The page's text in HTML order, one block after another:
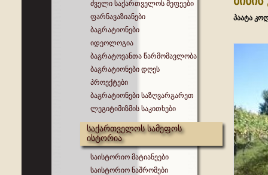
ძველი საქართველოს მეფეები
ფარნავაზიანები
ბაგრატიონები
იდეოლოგია
ბაგრატოვანთა წარმომავლობა
ბაგრატიონები დღეს
პროექტები
ბაგრატიონები საზღვარგარეთ
ლეგიტიმიზმის საკითხები
საქართველოს სამეფოს
ისტორია
საისტორიო მატიანეები
საისტორიო ნაშრომები
პაატა